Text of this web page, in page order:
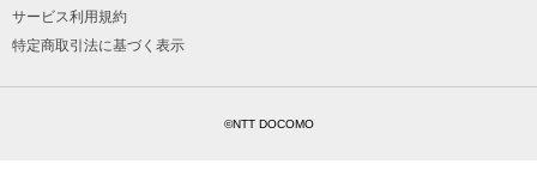
サービス利用規約
特定商取引法に基づく表示
©NTT DOCOMO